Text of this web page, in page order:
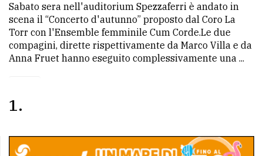
Per
la
pubblicità
per
Sabato sera nell'auditorium Spezzaferri è andato in
scena il “Concerto d'autunno” proposto dal Coro La
Torr con l'Ensemble femminile Cum Corde.Le due
compagini, dirette rispettivamente da Marco Villa e da
Anna Fruet hanno eseguito complessivamente una ...
1